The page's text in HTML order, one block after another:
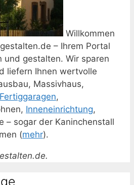
Willkommen
– Ihrem Portal
und gestalten. Wir sparen
liefern Ihnen wertvolle
Massivhaus,
,
Inneneinrichtung,
– sogar der Kaninchenstall
(mehr).